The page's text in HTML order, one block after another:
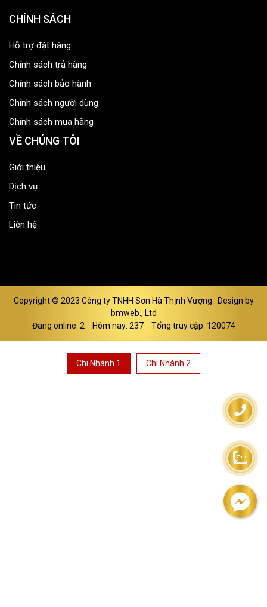
CHÍNH SÁCH
Hỗ trợ đặt hàng
Chính sách trả hàng
Chính sách bảo hành
Chính sách người dùng
Chính sách mua hàng
VỀ CHÚNG TÔI
Giới thiệu
Dịch vụ
Tin tức
Liên hệ
Copyright © 2023 Công ty TNHH Sơn Hà Thịnh Vượng . Design by
bmweb., Ltd
Đang online: 2
Hôm nay: 237 Tổng truy cập: 120074
Chi Nhánh 1 Chi Nhánh 2